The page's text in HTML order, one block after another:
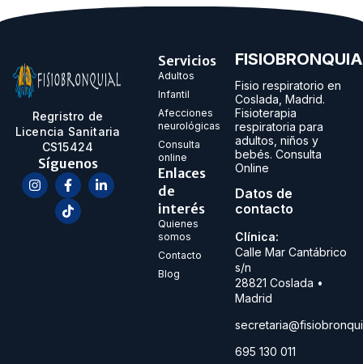
Regristro de
Licencia Sanitaria
CS15424
Síguenos
Servicios
Adultos
Infantil
Afecciones
neurológicas
Consulta
online
Enlaces
de
interés
Quienes
somos
Contacto
Blog
Fisio respiratorio en
Coslada, Madrid.
Fisioterapia
respiratoria para
adultos, niños y
bebés. Consulta
Online
Datos de
contacto
Clínica:
Calle Mar Cantábrico
s/n
28821Coslada •
Madrid
695 130 011